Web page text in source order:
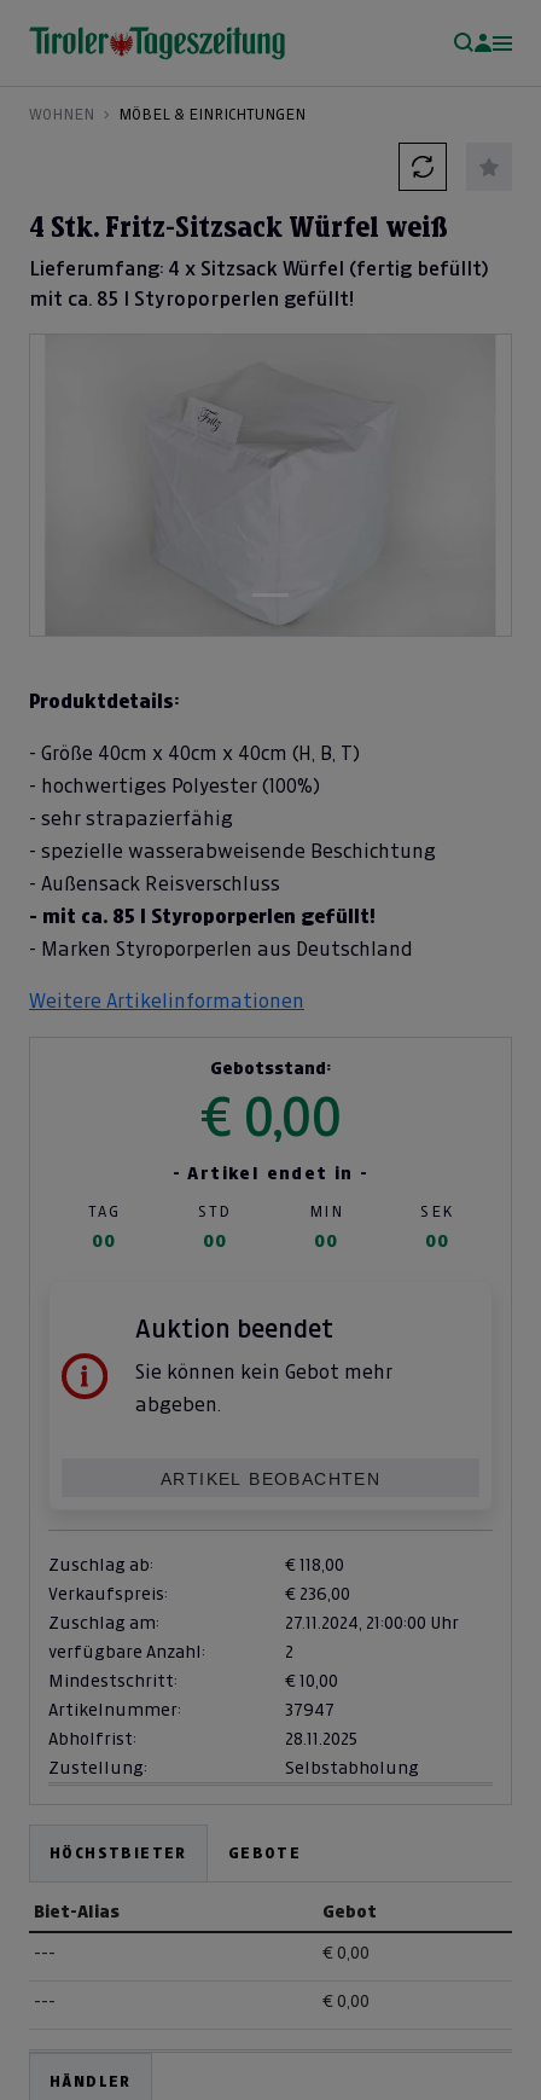
WOHNEN MÖBEL & EINRICHTUNGEN
4 Stk. Fritz-Sitzsack Würfel weiß
Lieferumfang: 4 x Sitzsack Würfel (fertig befüllt)
mit ca. 85 l Styroporperlen gefüllt!
Produktdetails:
- Größe 40cm x 40cm x 40cm (H, B, T)
- hochwertiges Polyester (100%)
- sehr strapazierfähig
- spezielle wasserabweisende Beschichtung
- Außensack Reisverschluss
- mit ca. 85 l Styroporperlen gefüllt!
- Marken Styroporperlen aus Deutschland
Weitere Artikelinformationen
Gebotsstand:
€ 0,00
- Artikel endet in -
TAG STD MIN SEK
00 00 00 00
Auktion beendet
Sie können kein Gebot mehr
abgeben.
ARTIKEL BEOBACHTEN
Zuschlag ab:
€ 118,00
Verkaufspreis:
€ 236,00
Zuschlag am:
27.11.2024, 21:00:00 Uhr
verfügbare Anzahl:
2
Mindestschritt:
€ 10,00
Artikelnummer:
37947
Abholfrist:
28.11.2025
Zustellung:
Selbstabholung
HÖCHSTBIETER GEBOTE
Biet-Alias Gebot
--- € 0,00
--- € 0,00
HÄNDLER